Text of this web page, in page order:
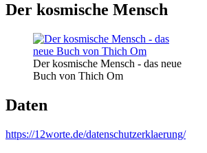
Der kosmische Mensch
Der kosmische Mensch - das neue
Buch von Thich Om
Daten
https://12worte.de/datenschutzerklaerung/